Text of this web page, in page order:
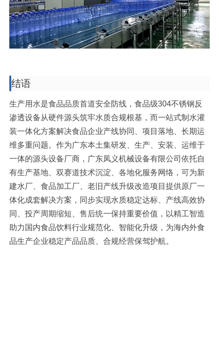
结语
生产用水是食品品质首道安全防线，食品级304不锈钢反
渗透设备从硬件源头筑牢水质合规根基，而一站式制水灌
装一体化方案解决食品企业产线协同、项目落地、长期运
维多重问题。作为广东本土集研发、生产、安装、运维于
一体的源头设备厂商，广东凤义机械设备有限公司依托自
有生产基地、双赛道技术沉淀、各地化服务网络，可为新
建水厂、食品加工厂、老旧产线升级改造项目提供原厂一
体化成套解决方案，同步实现水质稳定达标、产线高效协
同、投产周期缩短、售后统一保持重要价值，以精工智造
助力国内食品饮料行业规范化、智能化升级，为海内外食
品生产企业稳定产品品质、合规经营保驾护航。